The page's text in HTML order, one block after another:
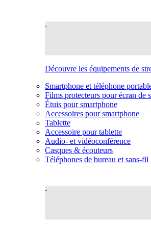
Découvre les équipements de
Smartphone et téléphone
Films protecteurs pour écran de
Étuis pour smartphone
Accessoires pour smartphone
Tablette
Accessoire pour tablette
Audio- et vidéoconférence
Casques & écouteurs
Téléphones de bureau et sans-fil